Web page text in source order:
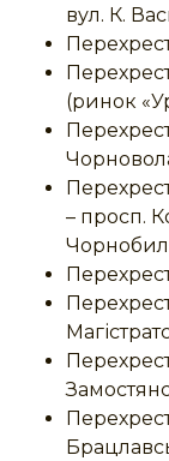
вул. К.
(ринок
– просп.